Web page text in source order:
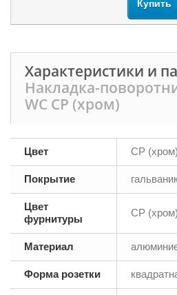
Купить
Характеристики и
Накладка-
WC CP (хром)
Цвет CP (хром)
Покрытие
Цвет
фурнитуры
CP (хром)
Материал
Форма розетки